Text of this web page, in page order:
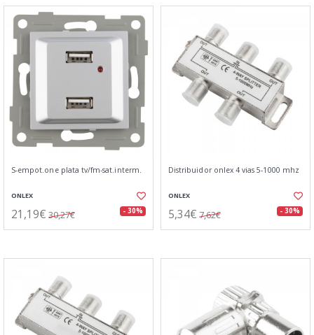
S-empot.one plata tv/fm-sat.interm.
ONLEX
21,19€ 30,27€ - 30%
Distribuidor onlex 4 vias 5-1000 mhz
ONLEX
5,34€ 7,62€ - 30%